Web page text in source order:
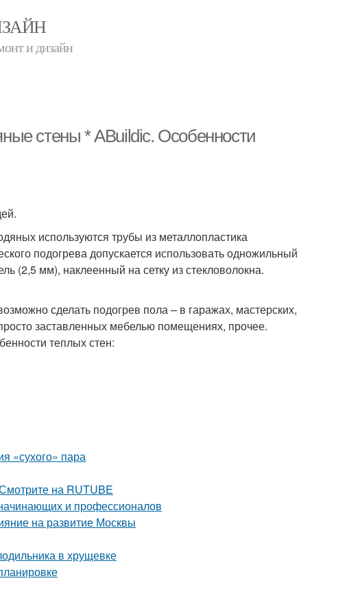
и дизайн
стены * ABuildic. Особенности
используются трубы из металлопластика
подогрева допускается использовать одножильный
(2,5 мм), наклеенный на сетку из стекловолокна.
сделать подогрев пола – в гаражах, мастерских,
заставленных мебелью помещениях, прочее.
теплых стен:
«сухого» пара
на RUTUBE
и профессионалов
на развитие Москвы
в хрущевке